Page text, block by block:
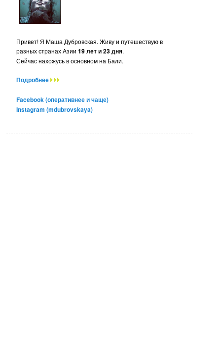
Привет! Я Маша Дубровская. Живу и путешествую в
разных странах Азии19 лет и 23 дня.
Сейчас нахожусь в основном на Бали.
Подробнее
Facebook (оперативнее и чаще)
Instagram (mdubrovskaya)